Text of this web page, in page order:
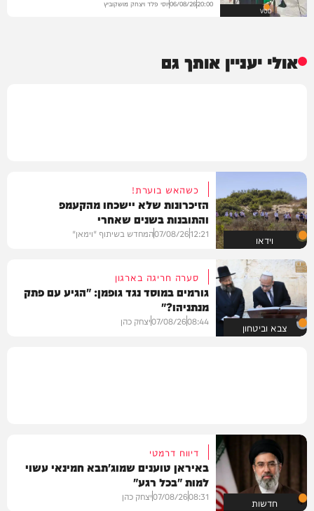
VOD
20:00
06/08/26יוסי פלד ויצחק מושקוביץ
אולי יעניין אותך גם
וידאו
כשהאש בוערת!
הזיכרונות שלא יישכחו מהקעמפ
והתובנות בשנים שאחרי
12:21
07/08/26המחדש בשיתוף "וימאן"
צבא וביטחון
סערה חריגה בארגון
גורמים במוסד נגד גופמן: "הגיע עם פתק
מנתניהו?"
08:44
07/08/26יצחק כהן
חדשות
דיווח דרמטי
באיראן טוענים שמוג'תבא חמינאי עשוי
למות "בכל רגע"
08:31
07/08/26יצחק כהן